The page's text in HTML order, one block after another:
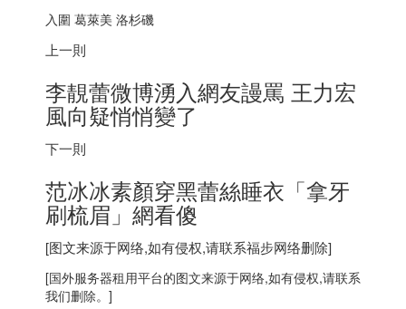
入圍 葛萊美 洛杉磯
上一則
李靚蕾微博湧入網友謾罵 王力宏
風向疑悄悄變了
下一則
范冰冰素顏穿黑蕾絲睡衣「拿牙
刷梳眉」網看傻
[图文来源于网络,如有侵权,请联系福步网络删除]
[国外服务器租用平台的图文来源于网络,如有侵权,请联系
我们删除。]